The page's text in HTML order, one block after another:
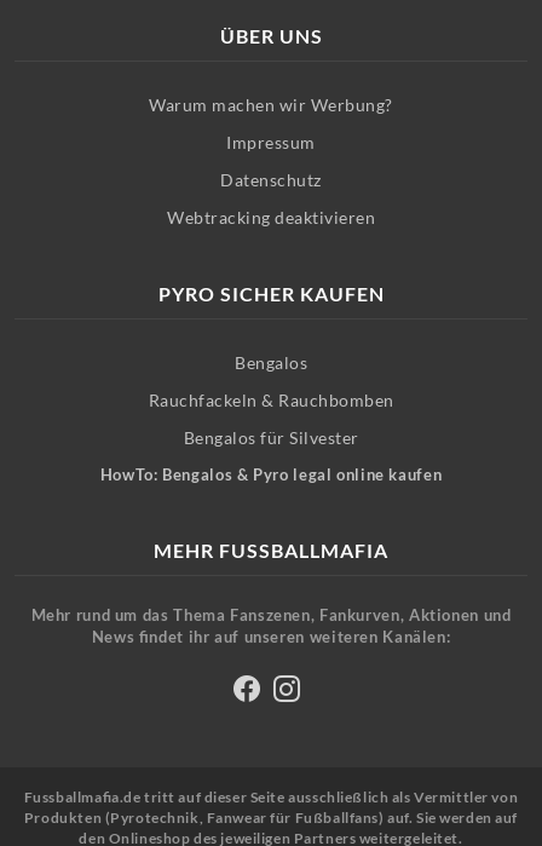
ÜBER UNS
Warum machen wir Werbung?
Impressum
Datenschutz
Webtracking deaktivieren
PYRO SICHER KAUFEN
Bengalos
Rauchfackeln & Rauchbomben
Bengalos für Silvester
HowTo: Bengalos & Pyro legal online kaufen
MEHR FUSSBALLMAFIA
Mehr rund um das Thema Fanszenen, Fankurven, Aktionen und
News findet ihr auf unseren weiteren Kanälen:
Fussballmafia.de tritt auf dieser Seite ausschließlich als Vermittler von
Produkten (Pyrotechnik, Fanwear für Fußballfans) auf. Sie werden auf
den Onlineshop des jeweiligen Partners weitergeleitet.